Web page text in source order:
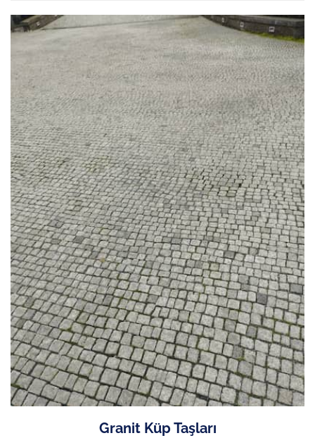
Granit Küp Taşları